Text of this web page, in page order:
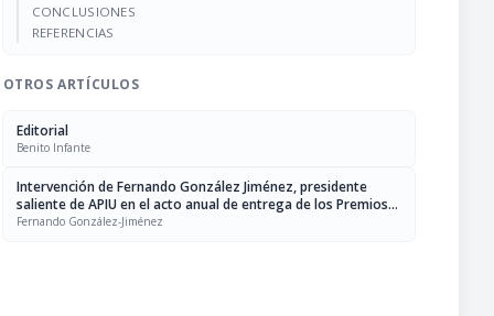
CONCLUSIONES
REFERENCIAS
OTROS ARTÍCULOS
Editorial
Benito Infante
Intervención de Fernando González Jiménez, presidente
saliente de APIU en el acto anual de entrega de los Premios
Francisco de Venanzi-2011, breve informe de actividades,
Fernando González-Jiménez